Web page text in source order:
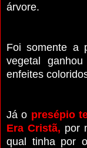
árvore.
Foi somente a
vegetal
enfeites
Já o presépio
Era Cristã, por
qual tinha por